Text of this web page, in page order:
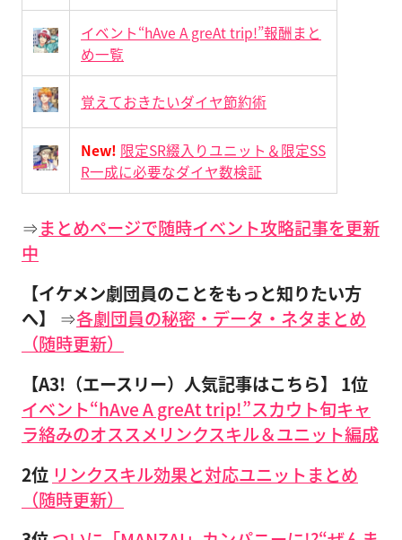
イベント“hAve A greAt trip!”報酬まと
め一覧
覚えておきたいダイヤ節約術
New! 限定SR綴入りユニット＆限定SS
R一成に必要なダイヤ数検証
⇒まとめページで随時イベント攻略記事を更新
中
【イケメン劇団員のことをもっと知りたい方
へ】
⇒各劇団員の秘密・データ・ネタまとめ
（随時更新）
【A3!（エースリー）人気記事はこちら】
1位
イベント“hAve A greAt trip!”スカウト旬キャ
ラ絡みのオススメリンクスキル＆ユニット編成
2位 リンクスキル効果と対応ユニットまとめ
（随時更新）